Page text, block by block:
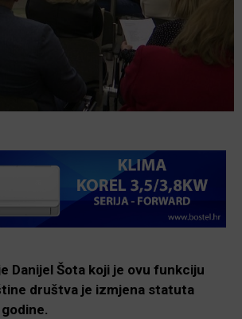
Danijel Šota koji je ovu funkciju
društva je izmjena statuta